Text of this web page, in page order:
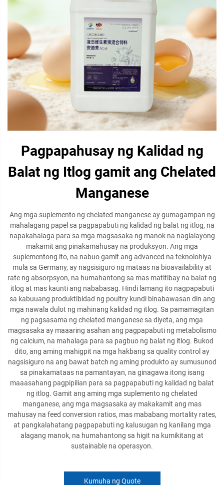
Pagpapahusay ng Kalidad ng
Balat ng Itlog gamit ang Chelated
Manganese
Ang mga suplemento ng chelated manganese ay gumagampan ng
mahalagang papel sa pagpapabuti ng kalidad ng balat ng itlog, na
napakahalaga para sa mga magsasaka ng manok na naglalayong
makamit ang pinakamahusay na produksyon. Ang mga
suplementong ito, na nabuo gamit ang advanced na teknolohiya
mula sa Germany, ay nagsisiguro ng mataas na bioavailability at
rate ng absorpsyon, na humahantong sa mas matitibay na balat ng
itlog at mas kaunti ang nababasag. Hindi lamang ito nagpapabuti
sa kabuuang produktibidad ng poultry kundi binabawasan din ang
mga nawala dulot ng mahinang kalidad ng itlog. Sa pamamagitan
ng pagsasama ng chelated manganese sa diyeta, ang mga
magsasaka ay maaaring asahan ang pagpapabuti ng metabolismo
ng calcium, na mahalaga para sa pagbuo ng balat ng itlog. Bukod
dito, ang aming mahigpit na mga hakbang sa quality control ay
nagsisiguro na ang bawat batch ng aming produkto ay sumusunod
sa pinakamataas na pamantayan, na ginagawa itong isang
maaasahang pagpipilian para sa pagpapabuti ng kalidad ng balat
ng itlog. Gamit ang aming mga suplemento ng chelated
manganese, ang mga magsasaka ay makakamit ang mas
mahusay na feed conversion ratios, mas mababang mortality rates,
at pangkalahatang pagpapabuti ng kalusugan ng kanilang mga
alagang manok, na humahantong sa higit na kumikitang at
sustainable na operasyon.
Kumuha ng Quote